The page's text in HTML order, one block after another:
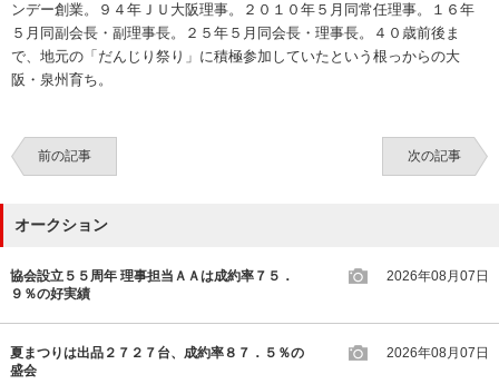
ンデー創業。９４年ＪＵ大阪理事。２０１０年５月同常任理事。１６年
５月同副会長・副理事長。２５年５月同会長・理事長。４０歳前後ま
で、地元の「だんじり祭り」に積極参加していたという根っからの大
阪・泉州育ち。
前の記事 次の記事
オークション
協会設立５５周年 理事担当ＡＡは成約率７５．
９％の好実績
2026年08月07日
夏まつりは出品２７２７台、成約率８７．５％の
盛会
2026年08月07日